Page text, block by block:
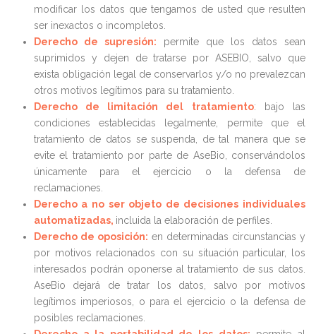
modificar los datos que tengamos de usted que resulten
ser inexactos o incompletos.
Derecho de supresión: permite que los datos sean
suprimidos y dejen de tratarse por ASEBIO, salvo que
exista obligación legal de conservarlos y/o no prevalezcan
otros motivos legítimos para su tratamiento.
Derecho de limitación del tratamiento: bajo las
condiciones establecidas legalmente, permite que el
tratamiento de datos se suspenda, de tal manera que se
evite el tratamiento por parte de AseBio, conservándolos
únicamente para el ejercicio o la defensa de
reclamaciones.
Derecho a no ser objeto de decisiones individuales
automatizadas, incluida la elaboración de perfiles.
Derecho de oposición: en determinadas circunstancias y
por motivos relacionados con su situación particular, los
interesados podrán oponerse al tratamiento de sus datos.
AseBio dejará de tratar los datos, salvo por motivos
legítimos imperiosos, o para el ejercicio o la defensa de
posibles reclamaciones.